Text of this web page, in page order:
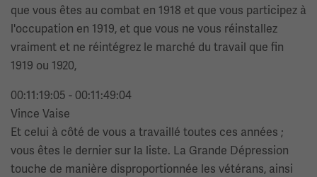
que vous êtes au combat en 1918 et que vous participez à
l'occupation en 1919, et que vous ne vous réinstallez
vraiment et ne réintégrez le marché du travail que fin
1919 ou 1920,
00:11:19:05 - 00:11:49:04
Vince Vaise
Et celui à côté de vous a travaillé toutes ces années ;
vous êtes le dernier sur la liste. La Grande Dépression
touche de manière disproportionnée les vétérans, ainsi